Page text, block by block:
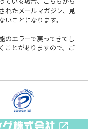
れたメールマガジン、見
ことになります。
のエラーで戻ってきてし
ことがありますので、ご